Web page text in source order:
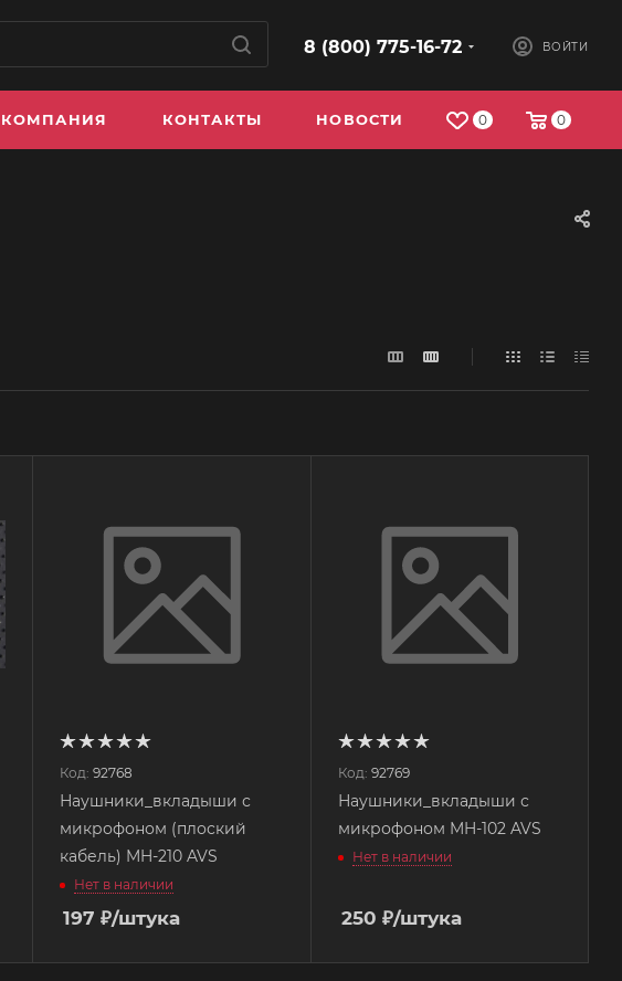
8 (800) 775-16-72 ВОЙТИ
0 0
КОМПАНИЯ КОНТАКТЫ НОВОСТИ
Код: 92768
Наушники_вкладыши с
микрофоном (плоский
кабель) MH-210 AVS
Нет в наличии
197 ₽/штука
Код: 92769
Наушники_вкладыши с
микрофоном MH-102 AVS
Нет в наличии
250 ₽/штука